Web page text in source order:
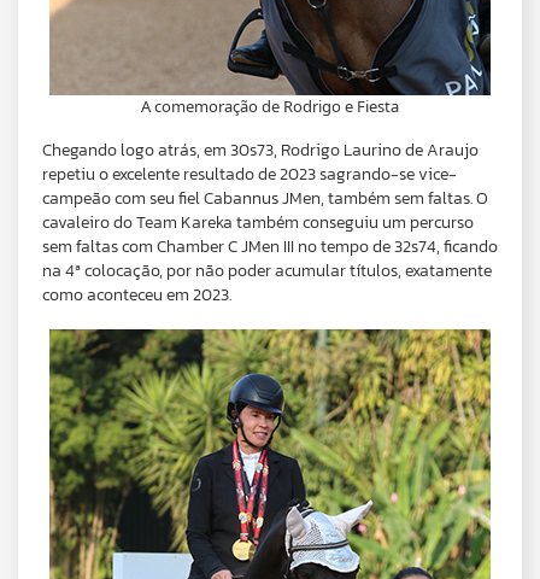
A comemoração de Rodrigo e Fiesta
Chegando logo atrás, em 30s73, Rodrigo Laurino de Araujo
repetiu o excelente resultado de 2023 sagrando-se vice-
campeão com seu fiel Cabannus JMen, também sem faltas. O
cavaleiro do Team Kareka também conseguiu um percurso
sem faltas com Chamber C JMen III no tempo de 32s74, ficando
na 4ª colocação, por não poder acumular títulos, exatamente
como aconteceu em 2023.